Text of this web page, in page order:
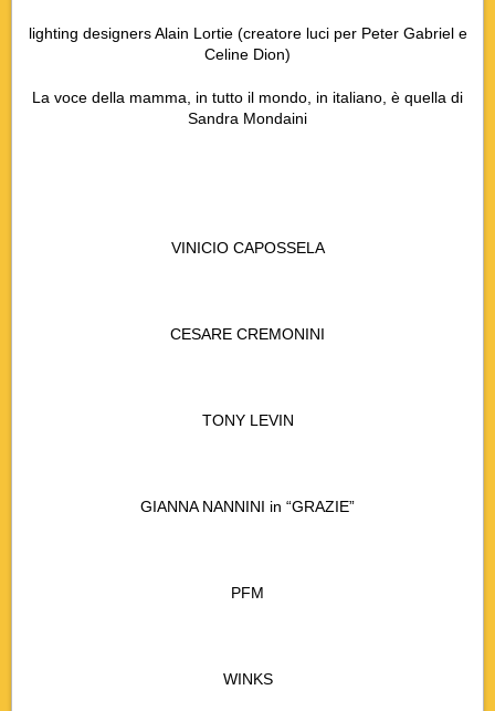
lighting designers Alain Lortie (creatore luci per Peter Gabriel e
Celine Dion)
La voce della mamma, in tutto il mondo, in italiano, è quella di
Sandra Mondaini
VINICIO CAPOSSELA
CESARE CREMONINI
TONY LEVIN
GIANNA NANNINI in “GRAZIE”
PFM
WINKS